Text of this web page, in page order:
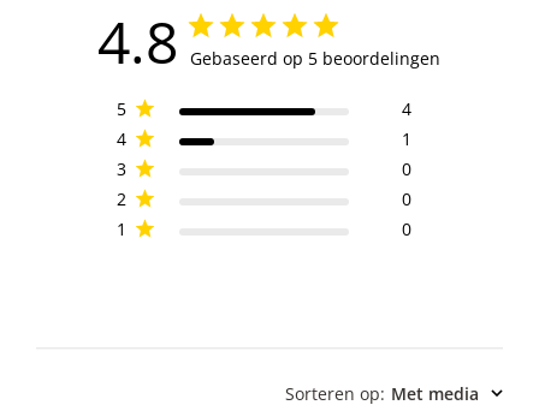
4.8 Gebaseerd op 5 beoordelingen
5
4
4
1
3
0
2
0
1
0
Sorteren op: Met media